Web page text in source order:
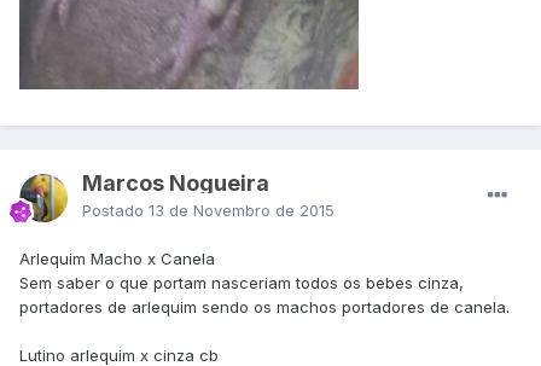
Marcos Nogueira
Postado 13 de Novembro de 2015
Arlequim Macho x Canela
Sem saber o que portam nasceriam todos os bebes cinza,
portadores de arlequim sendo os machos portadores de canela.
Lutino arlequim x cinza cb